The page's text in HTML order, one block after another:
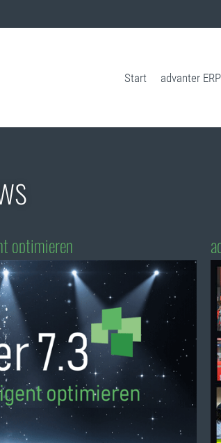
Start advanter ERP
optimieren